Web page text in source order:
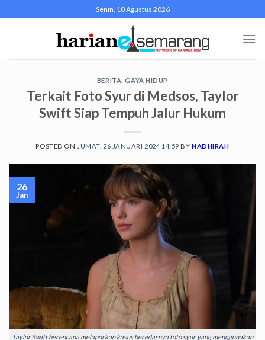
to
Senin, 10 Agustus 2026
BERITA ,GAYA HIDUP
Terkait Foto Syur di Medsos, Taylor
Swift Siap Tempuh Jalur Hukum
POSTED ON JUMAT, 26 JANUARI 2024 14:59 BYNADHIRAH
Taylor Swift berencana melaporkan kasus beredarnya foto syur yang menggunakan
26
Jan